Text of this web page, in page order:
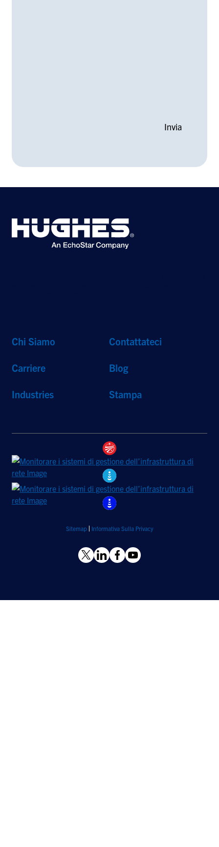
Chi Siamo Contattateci
Carriere Blog
Industries Stampa
Sitemap Informativa Sulla Privacy